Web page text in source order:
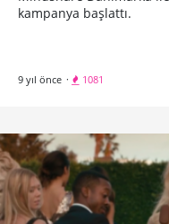
kampanya başlattı.
9 yıl önce · 1081